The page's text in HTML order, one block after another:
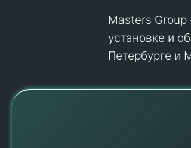
Masters Group
установке и
Петербурге и